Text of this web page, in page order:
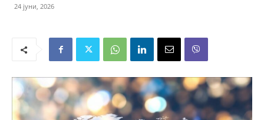
24 јуни, 2026